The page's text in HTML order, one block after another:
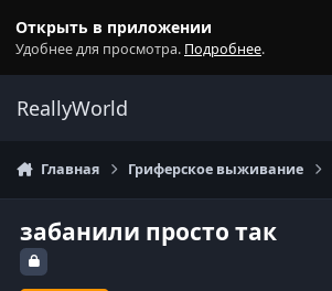
Открыть в приложении
Удобнее для просмотра. Подробнее.
ReallyWorld
Главная Гриферское выживание
забанили просто так